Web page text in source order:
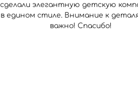
сделали элегантную детскую
в едином стиле. Внимание к
важно! Спасибо!